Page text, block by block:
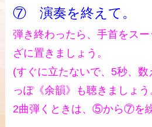
⑦ 演奏を終えて。
弾き終わったら、手首をス
ざに置きましょう。
(すぐに立たないで、5秒、数
っぽ《余韻》も聴きましょう
2曲弾くときは、⑤から⑦を